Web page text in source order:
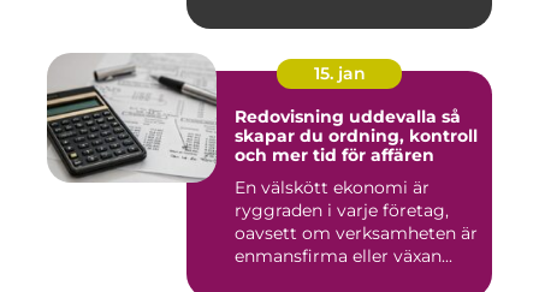
15. jan
Redovisning uddevalla så
skapar du ordning, kontroll
och mer tid för affären
En välskött ekonomi är
ryggraden i varje företag,
oavsett om verksamheten är
enmansfirma eller växan...